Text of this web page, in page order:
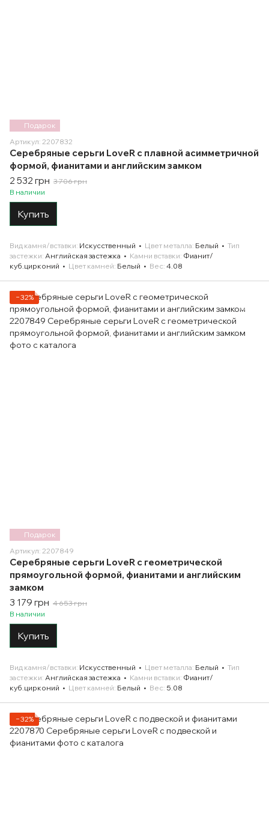
Подарок
Артикул: 2207832
Серебряные серьги LoveR с плавной асимметричной
формой, фианитами и английским замком
2 532 грн 3 706 грн
В наличии
Купить
Вид камня/вставки Искусственный Цвет металла Белый
Тип
застежки Английская застежка Камни вставки Фианит/
куб.цирконий
Цвет камней Белый Вес 4.08
Подарок
−32%
Артикул: 2207849
Серебряные серьги LoveR с геометрической
прямоугольной формой, фианитами и английским
замком
3 179 грн 4 653 грн
В наличии
Купить
Вид камня/вставки Искусственный Цвет металла Белый
Тип
застежки Английская застежка Камни вставки Фианит/
куб.цирконий
Цвет камней Белый Вес 5.08
−32%